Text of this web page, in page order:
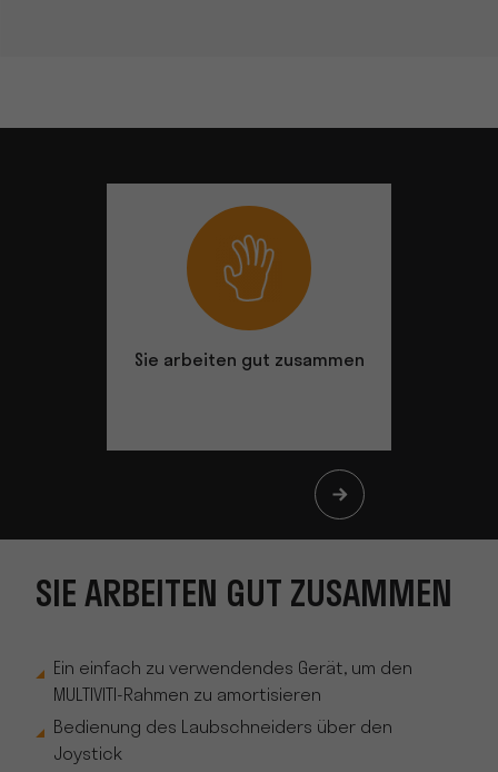
Sie arbeiten gut zusammen
SIE ARBEITEN GUT ZUSAMMEN
Ein einfach zu verwendendes Gerät, um den
MULTIVITI-Rahmen zu amortisieren
Bedienung des Laubschneiders über den
Joystick